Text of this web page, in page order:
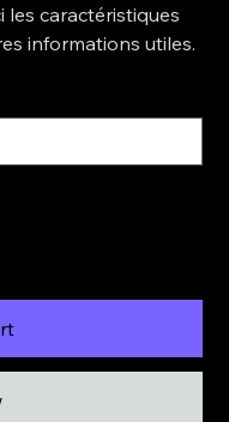
les caractéristiques
informations utiles.